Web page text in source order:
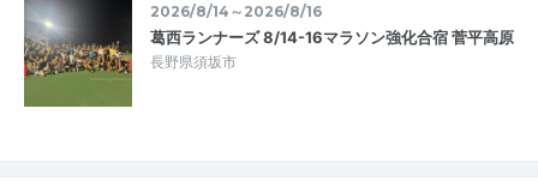
2026/8/14～2026/8/16
葛西ランナーズ 8/14-16マラソン強化合宿 菅平高原
長野県須坂市